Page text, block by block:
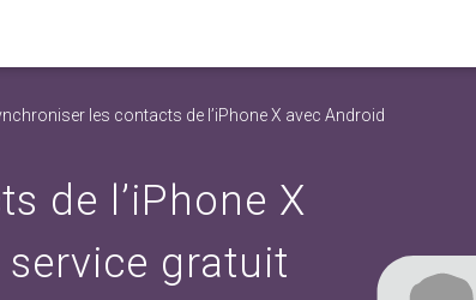
les contacts de l’iPhone X avec Android
de l’iPhone X
service gratuit